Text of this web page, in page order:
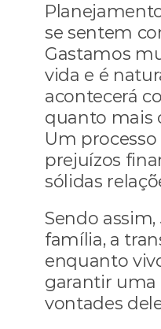
se sentem
Gastamos
vida e é
acontecerá
quanto mais
Um
prejuízos
sólidas
Sendo
família, a
enquanto
garantir uma
vontades